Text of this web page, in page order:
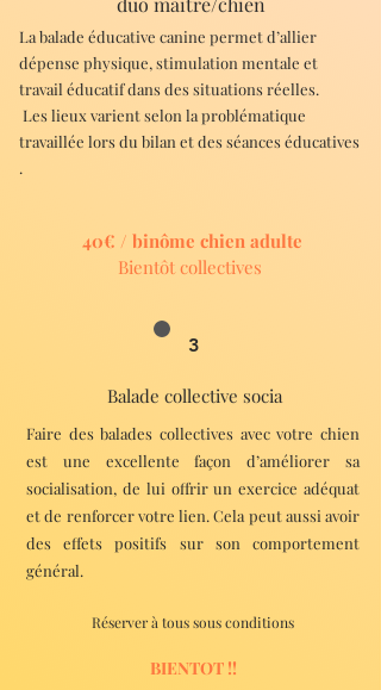
La balade éducative canine permet d’allier
dépense physique, stimulation mentale et
travail éducatif dans des situations réelles.
Les lieux varient selon la problématique
travaillée lors du bilan et des séances éducatives
.
40€ / binôme chien adulte
Bientôt collectives
3
Balade collective socia
Faire des balades collectives avec votre chien
est une excellente façon d’améliorer sa
socialisation, de lui offrir un exercice adéquat
et de renforcer votre lien. Cela peut aussi avoir
des effets positifs sur son comportement
général.
Réserver à tous sous conditions
BIENTOT !!